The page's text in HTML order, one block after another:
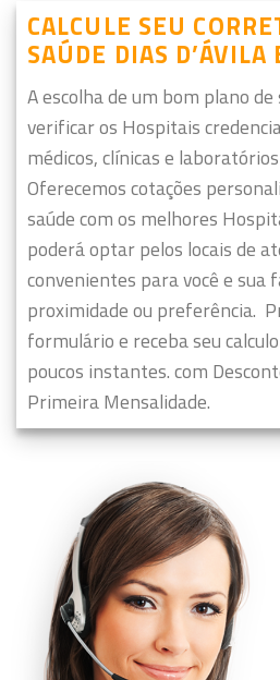
CALCULE SEU
SAÚDE DIAS
A escolha de um bom plano
verificar os Hospitais
médicos, clínicas e
Oferecemos cotações
saúde com os melhores
poderá optar pelos locais de
convenientes para você e sua
proximidade ou preferência.
formulário e receba seu
poucos instantes. com
Primeira Mensalidade.